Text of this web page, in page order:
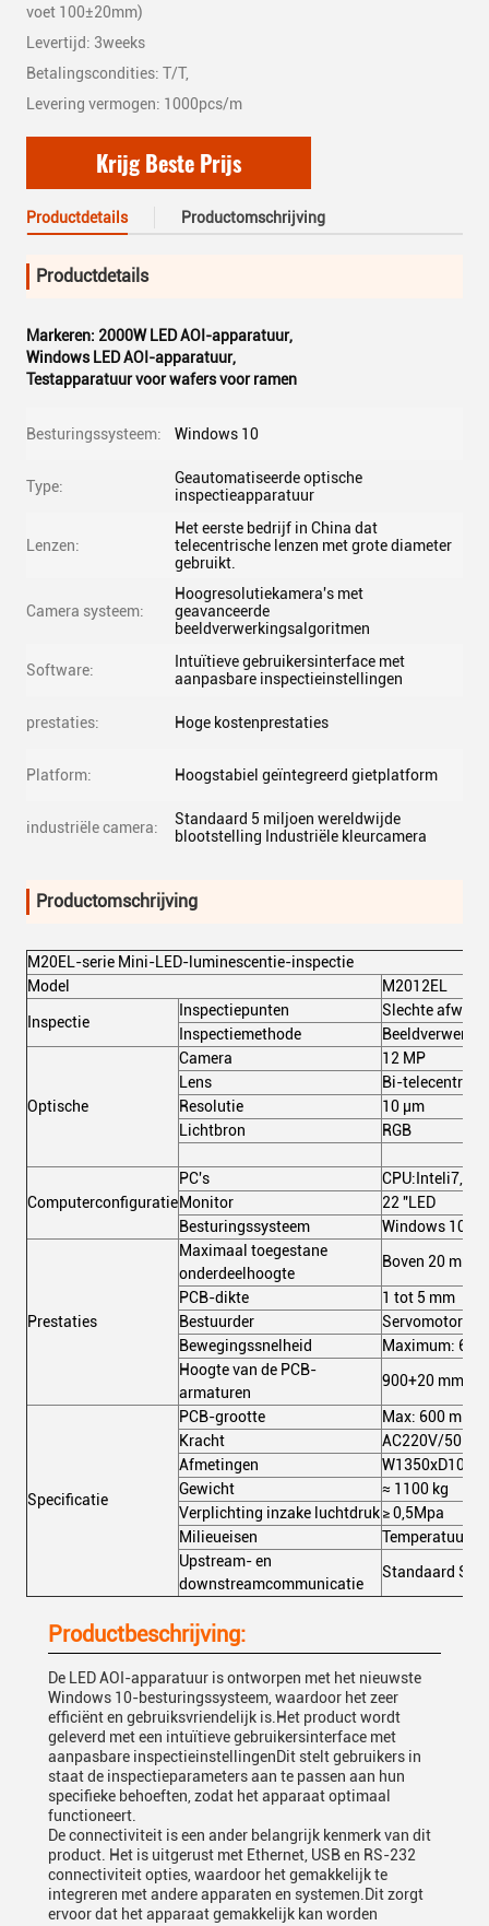
voet 100±20mm)
Levertijd: 3weeks
Betalingscondities: T/T,
Levering vermogen: 1000pcs/m
Krijg Beste Prijs
Productdetails Productomschrijving
Productdetails
Markeren: 2000W LED AOI-apparatuur,
Windows LED AOI-apparatuur,
Testapparatuur voor wafers voor ramen
Besturingssysteem: Windows 10
Type:
Geautomatiseerde optische
inspectieapparatuur
Lenzen:
Het eerste bedrijf in China dat
telecentrische lenzen met grote diameter
gebruikt.
Camera systeem:
Hoogresolutiekamera's met
geavanceerde
beeldverwerkingsalgoritmen
Software:
Intuïtieve gebruikersinterface met
aanpasbare inspectieinstellingen
prestaties: Hoge kostenprestaties
Platform: Hoogstabiel geïntegreerd gietplatform
industriële camera:
Standaard 5 miljoen wereldwijde
blootstelling Industriële kleurcamera
Productomschrijving
M20EL-serie Mini-LED-luminescentie-inspectie
Model
M2012EL
Inspectie
Inspectiepunten
Slechte
Inspectiemethode
Optische
Camera
12 MP
Lens
Bi-
Resolutie
10 μm
Lichtbron
RGB
Computerconfiguratie
PC's
CPU:Inteli7,
Monitor
22 "LED
Besturingssysteem
Windows 10
Prestaties
Maximaal toegestane
onderdeelhoogte
Boven 20 mm,
PCB-dikte
1 tot 5 mm
Bestuurder
Servomotor +
Bewegingssnelheid
Maximum:
Hoogte van de PCB-
armaturen
900+20 mm
Specificatie
PCB-grootte
Max: 600 mm
Kracht
AC220V/50Hz/
Afmetingen
Gewicht
≈ 1100 kg
Verplichting inzake luchtdruk≥ 0,5Mpa
Milieueisen
Upstream- en
downstreamcommunicatie
Standaard
Productbeschrijving:
De LED AOI-apparatuur is ontworpen met het nieuwste
Windows 10-besturingssysteem, waardoor het zeer
efficiënt en gebruiksvriendelijk is.Het product wordt
geleverd met een intuïtieve gebruikersinterface met
aanpasbare inspectieinstellingenDit stelt gebruikers in
staat de inspectieparameters aan te passen aan hun
specifieke behoeften, zodat het apparaat optimaal
functioneert.
De connectiviteit is een ander belangrijk kenmerk van dit
product. Het is uitgerust met Ethernet, USB en RS-232
connectiviteit opties, waardoor het gemakkelijk te
integreren met andere apparaten en systemen.Dit zorgt
ervoor dat het apparaat gemakkelijk kan worden